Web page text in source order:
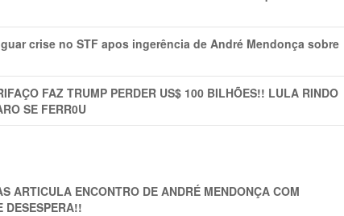
crise no STF apos ingerência de André Mendonça sobre
FAZ TRUMP PERDER US$ 100 BILHÕES!! LULA RINDO
SE FERR0U
ARTICULA ENCONTRO DE ANDRÉ MENDONÇA COM
DESESPERA!!